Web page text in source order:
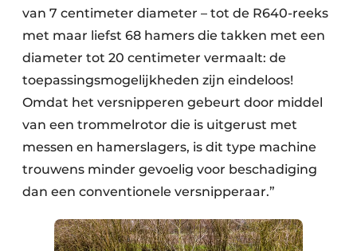
van 7 centimeter diameter – tot de R640-reeks
met maar liefst 68 hamers die takken met een
diameter tot 20 centimeter vermaalt: de
toepassingsmogelijkheden zijn eindeloos!
Omdat het versnipperen gebeurt door middel
van een trommelrotor die is uitgerust met
messen en hamerslagers, is dit type machine
trouwens minder gevoelig voor beschadiging
dan een conventionele versnipperaar.”